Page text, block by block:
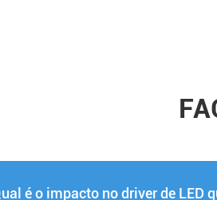
é o impacto no driver de LED